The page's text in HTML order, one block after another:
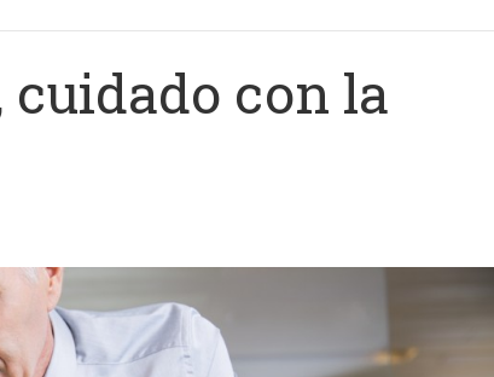
cuidado con la